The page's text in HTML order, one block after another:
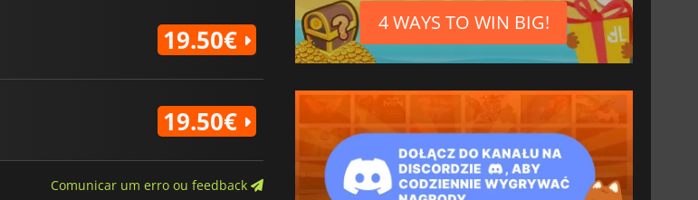
19.50€
19.50€
Comunicar um erro ou feedback
4 WAYS TO WIN BIG!